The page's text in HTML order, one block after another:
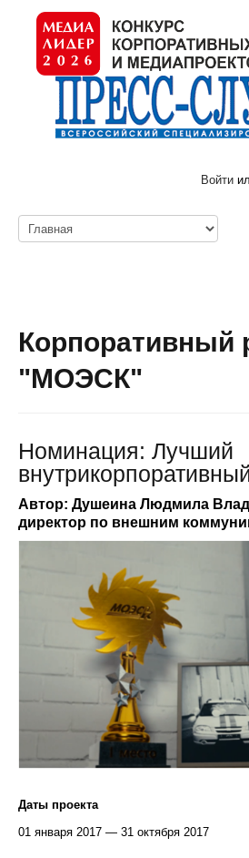
Войти
Корпоративный
"МОЭСК"
Номинация: Лучший
Автор: Душеина Людмила
директор по внешним
Даты проекта
01 января 2017 — 31 октября 2017